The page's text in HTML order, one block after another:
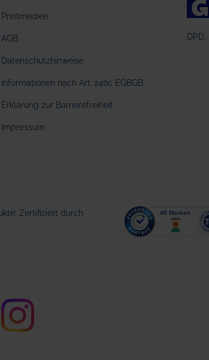
Printmedien
AGB
Datenschutzhinweise
Informationen nach Art. 246c EGBGB
Erklärung zur Barrierefreiheit
Impressum
Zertifiziert durch